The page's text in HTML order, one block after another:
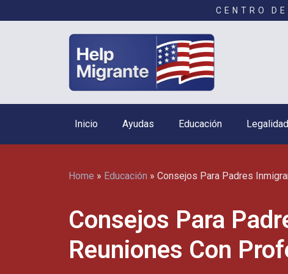
CENTRO
Inicio Ayudas Educación
Home » Educación » Consejos Para Padres
Consejos Para
Reuniones Con